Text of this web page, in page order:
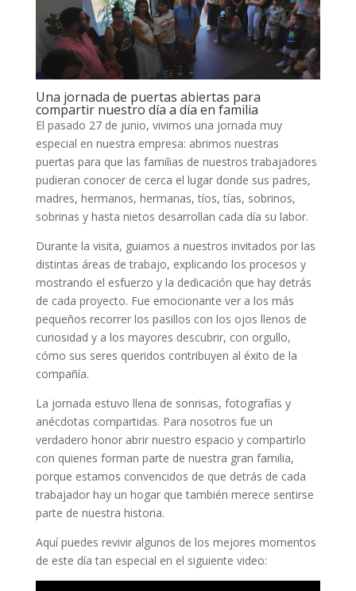
Una jornada de puertas abiertas para
compartir nuestro día a día en familia
El pasado 27 de junio, vivimos una jornada muy
especial en nuestra empresa: abrimos nuestras
puertas para que las familias de nuestros trabajadores
pudieran conocer de cerca el lugar donde sus padres,
madres, hermanos, hermanas, tíos, tías, sobrinos,
sobrinas y hasta nietos desarrollan cada día su labor.
Durante la visita, guiamos a nuestros invitados por las
distintas áreas de trabajo, explicando los procesos y
mostrando el esfuerzo y la dedicación que hay detrás
de cada proyecto. Fue emocionante ver a los más
pequeños recorrer los pasillos con los ojos llenos de
curiosidad y a los mayores descubrir, con orgullo,
cómo sus seres queridos contribuyen al éxito de la
compañía.
La jornada estuvo llena de sonrisas, fotografías y
anécdotas compartidas. Para nosotros fue un
verdadero honor abrir nuestro espacio y compartirlo
con quienes forman parte de nuestra gran familia,
porque estamos convencidos de que detrás de cada
trabajador hay un hogar que también merece sentirse
parte de nuestra historia.
Aquí puedes revivir algunos de los mejores momentos
de este día tan especial en el siguiente video: